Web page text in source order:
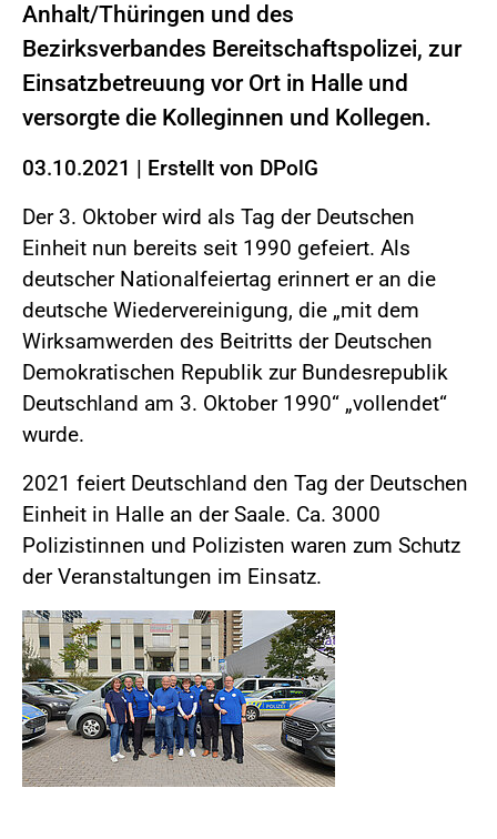
Anhalt/Thüringen und des
Bezirksverbandes Bereitschaftspolizei, zur
Einsatzbetreuung vor Ort in Halle und
versorgte die Kolleginnen und Kollegen.
03.10.2021 | Erstellt von DPolG
Der 3. Oktober wird als Tag der Deutschen
Einheit nun bereits seit 1990 gefeiert. Als
deutscher Nationalfeiertag erinnert er an die
deutsche Wiedervereinigung, die „mit dem
Wirksamwerden des Beitritts der Deutschen
Demokratischen Republik zur Bundesrepublik
Deutschland am 3. Oktober 1990“ „vollendet“
wurde.
2021 feiert Deutschland den Tag der Deutschen
Einheit in Halle an der Saale. Ca. 3000
Polizistinnen und Polizisten waren zum Schutz
der Veranstaltungen im Einsatz.